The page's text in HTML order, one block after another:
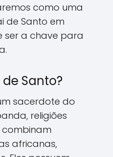
como uma
de Santo em
ser a chave para
Santo?
sacerdote do
religiões
africanas,